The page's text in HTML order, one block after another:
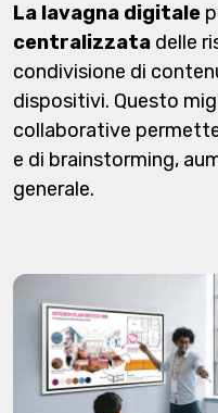
La lavagna digitale
centralizzata delle
condivisione di
dispositivi. Questo
collaborative
e di brainstorming,
generale.